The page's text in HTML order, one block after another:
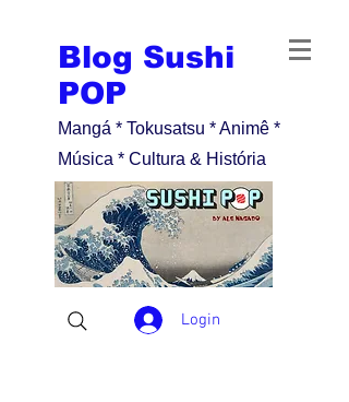
Blog Sushi
POP
Mangá * Tokusatsu * Animê *
Música * Cultura & História
Login